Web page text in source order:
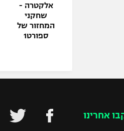
אלקטרה -
שחקני
המחזור של
ספורט1
אחרינו